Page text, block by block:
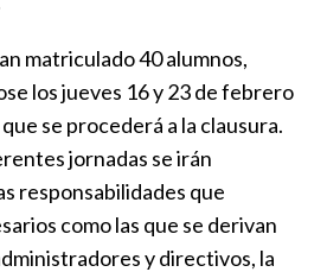
matriculado 40 alumnos,
los jueves 16 y 23 de febrero
se procederá a la clausura.
jornadas se irán
responsabilidades que
como las que se derivan
y directivos, la